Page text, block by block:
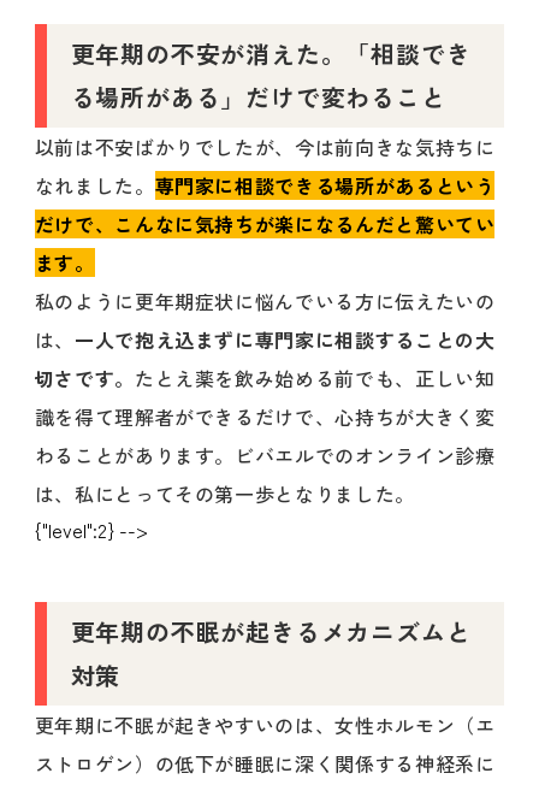
更年期の不安が消えた。「相談でき
る場所がある」だけで変わること
以前は不安ばかりでしたが、今は前向きな気持ちに
なれました。 専門家に相談できる場所があるという
だけで、こんなに気持ちが楽になるんだと驚いてい
ます。
私のように更年期症状に悩んでいる方に伝えたいの
は、 一人で抱え込まずに専門家に相談することの大
切さです。 たとえ薬を飲み始める前でも、正しい知
識を得て理解者ができるだけで、心持ちが大きく変
わることがあります。ビバエルでのオンライン診療
は、私にとってその第一歩となりました。
{"level":2} -->
更年期の不眠が起きるメカニズムと
対策
更年期に不眠が起きやすいのは、女性ホルモン（エ
ストロゲン）の低下が睡眠に深く関係する神経系に